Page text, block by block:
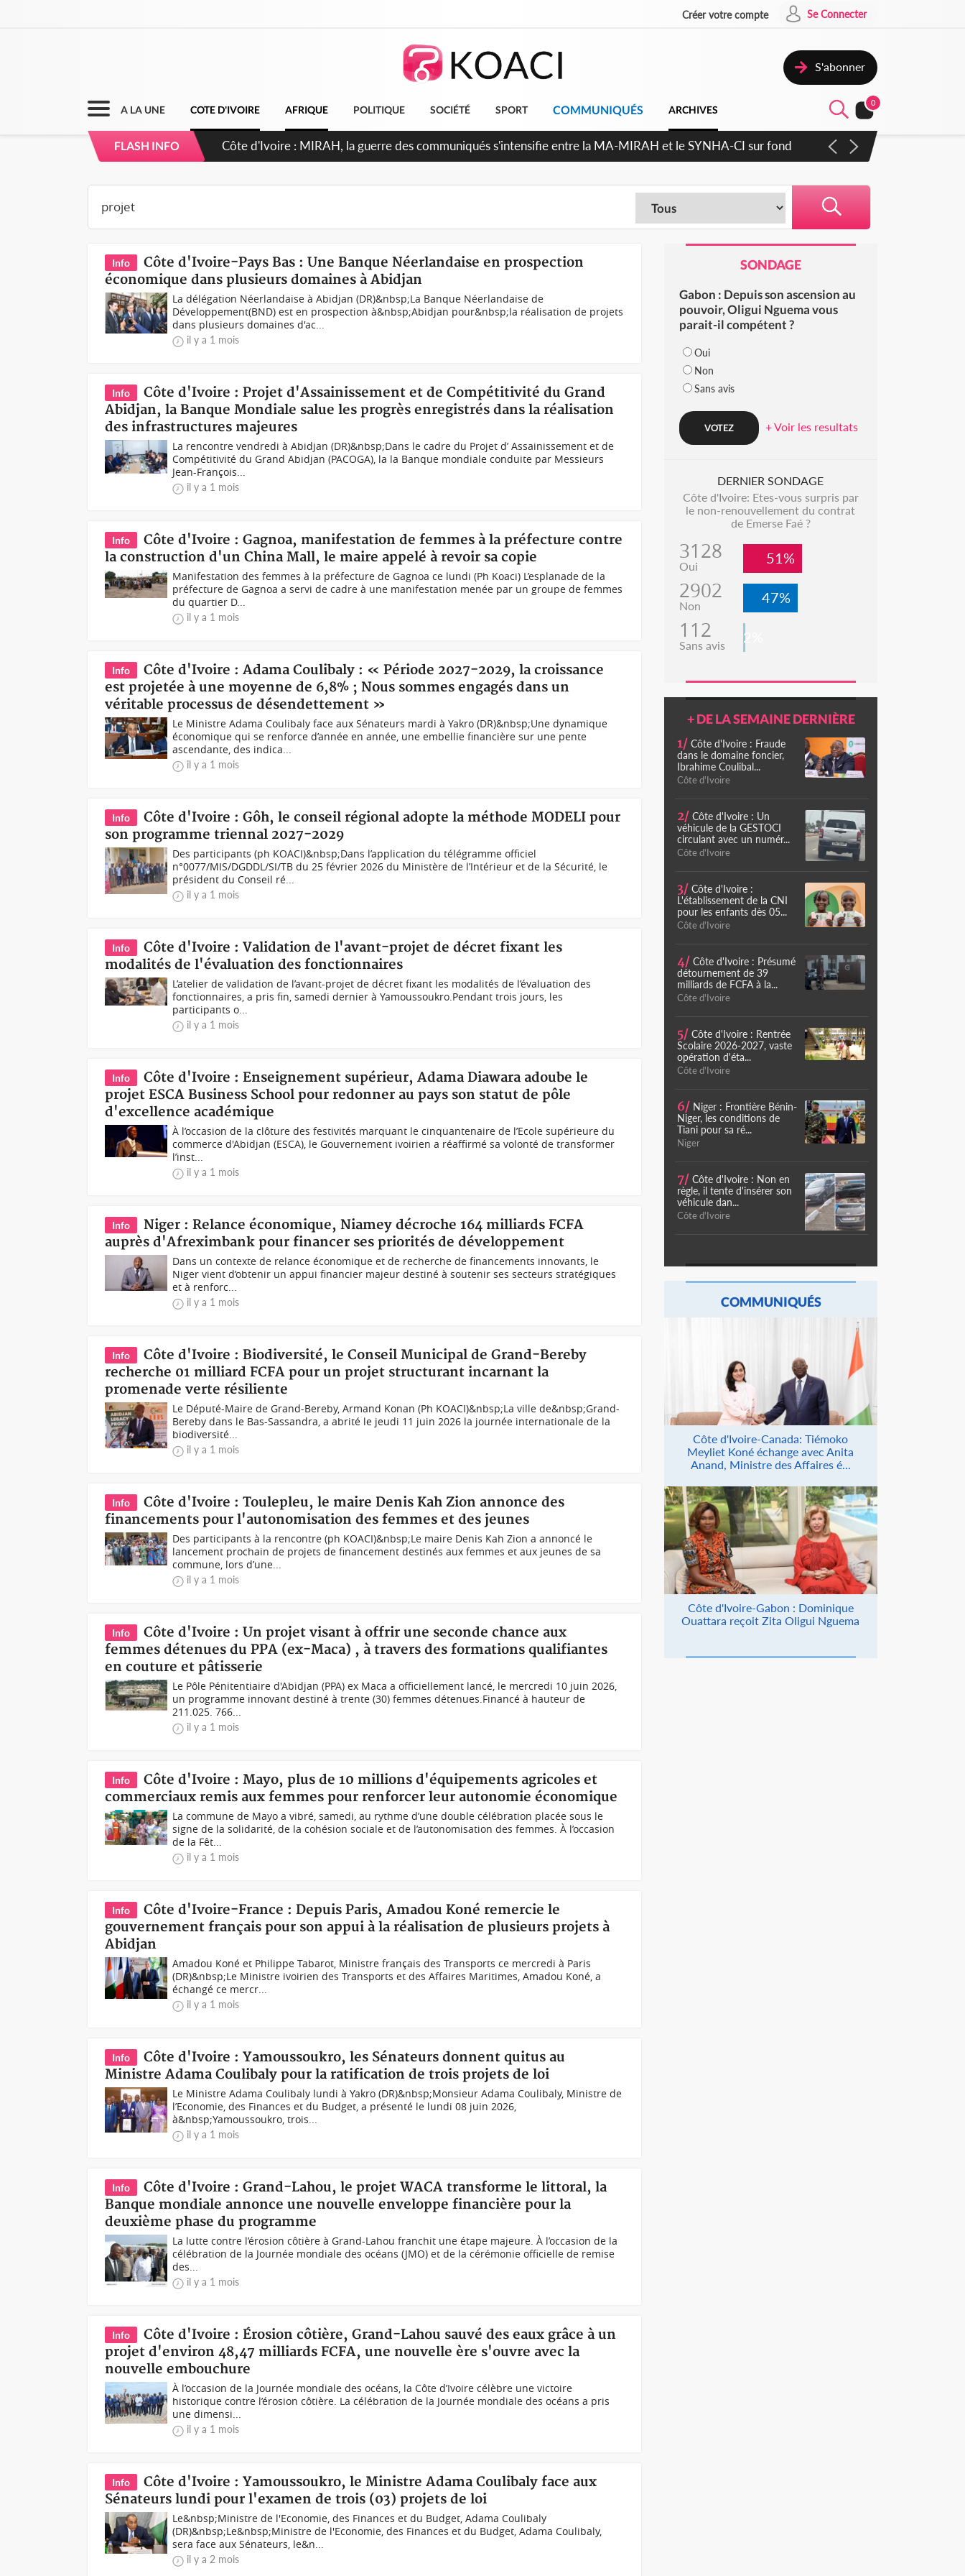
Créer votre compte Se Connecter
S'abonner
A LA UNE COTE D'IVOIRE AFRIQUE POLITIQUE SOCIÉTÉ SPORT COMMUNIQUÉS ARCHIVES
0
FLASH INFO Côte d'Ivoire : Indépendance 2026, Thiam plaide pour un environnement démocratique plus apaisé
Info
Côte d'Ivoire-Pays Bas : Une Banque Néerlandaise en prospection
économique dans plusieurs domaines à Abidjan
La délégation Néerlandaise à Abidjan (DR)&nbsp;La Banque Néerlandaise de
Développement(BND) est en prospection à&nbsp;Abidjan pour&nbsp;la réalisation de projets
dans plusieurs domaines d'ac...
il y a 1 mois
Info
Côte d'Ivoire : Projet d'Assainissement et de Compétitivité du Grand
Abidjan, la Banque Mondiale salue les progrès enregistrés dans la réalisation
des infrastructures majeures
La rencontre vendredi à Abidjan (DR)&nbsp;Dans le cadre du Projet d’ Assainissement et de
Compétitivité du Grand Abidjan (PACOGA), la la Banque mondiale conduite par Messieurs
Jean-François...
il y a 1 mois
Info
Côte d'Ivoire : Gagnoa, manifestation de femmes à la préfecture contre
la construction d'un China Mall, le maire appelé à revoir sa copie
Manifestation des femmes à la préfecture de Gagnoa ce lundi (Ph Koaci) L’esplanade de la
préfecture de Gagnoa a servi de cadre à une manifestation menée par un groupe de femmes
du quartier D...
il y a 1 mois
Info
Côte d'Ivoire : Adama Coulibaly : « Période 2027-2029, la croissance
est projetée à une moyenne de 6,8% ; Nous sommes engagés dans un
véritable processus de désendettement »
Le Ministre Adama Coulibaly face aux Sénateurs mardi à Yakro (DR)&nbsp;Une dynamique
économique qui se renforce d’année en année, une embellie financière sur une pente
ascendante, des indica...
il y a 1 mois
Info
Côte d'Ivoire : Gôh, le conseil régional adopte la méthode MODELI pour
son programme triennal 2027-2029
Des participants (ph KOACI)&nbsp;Dans l’application du télégramme officiel
n°0077/MIS/DGDDL/SI/TB du 25 février 2026 du Ministère de l’Intérieur et de la Sécurité, le
président du Conseil ré...
il y a 1 mois
Info
Côte d'Ivoire : Validation de l'avant-projet de décret fixant les
modalités de l'évaluation des fonctionnaires
L’atelier de validation de l’avant-projet de décret fixant les modalités de l’évaluation des
fonctionnaires, a pris fin, samedi dernier à Yamoussoukro.Pendant trois jours, les
participants o...
il y a 1 mois
Info
Côte d'Ivoire : Enseignement supérieur, Adama Diawara adoube le
projet ESCA Business School pour redonner au pays son statut de pôle
d'excellence académique
À l’occasion de la clôture des festivités marquant le cinquantenaire de l’Ecole supérieure du
commerce d'Abidjan (ESCA), le Gouvernement ivoirien a réaffirmé sa volonté de transformer
l’inst...
il y a 1 mois
Info
Niger : Relance économique, Niamey décroche 164 milliards FCFA
auprès d'Afreximbank pour financer ses priorités de développement
Dans un contexte de relance économique et de recherche de financements innovants, le
Niger vient d’obtenir un appui financier majeur destiné à soutenir ses secteurs stratégiques
et à renforc...
il y a 1 mois
Info
Côte d'Ivoire : Biodiversité, le Conseil Municipal de Grand-Bereby
recherche 01 milliard FCFA pour un projet structurant incarnant la
promenade verte résiliente
Le Député-Maire de Grand-Bereby, Armand Konan (Ph KOACI)&nbsp;La ville de&nbsp;Grand-
Bereby dans le Bas-Sassandra, a abrité le jeudi 11 juin 2026 la journée internationale de la
biodiversité...
il y a 1 mois
Info
Côte d'Ivoire : Toulepleu, le maire Denis Kah Zion annonce des
financements pour l'autonomisation des femmes et des jeunes
Des participants à la rencontre (ph KOACI)&nbsp;Le maire Denis Kah Zion a annoncé le
lancement prochain de projets de financement destinés aux femmes et aux jeunes de sa
commune, lors d’une...
il y a 1 mois
Info
Côte d'Ivoire : Un projet visant à offrir une seconde chance aux
femmes détenues du PPA (ex-Maca) , à travers des formations qualifiantes
en couture et pâtisserie
Le Pôle Pénitentiaire d'Abidjan (PPA) ex Maca a officiellement lancé, le mercredi 10 juin 2026,
un programme innovant destiné à trente (30) femmes détenues.Financé à hauteur de
211.025. 766...
il y a 1 mois
Info
Côte d'Ivoire : Mayo, plus de 10 millions d'équipements agricoles et
commerciaux remis aux femmes pour renforcer leur autonomie économique
La commune de Mayo a vibré, samedi, au rythme d’une double célébration placée sous le
signe de la solidarité, de la cohésion sociale et de l’autonomisation des femmes. À l’occasion
de la Fêt...
il y a 1 mois
Info
Côte d'Ivoire-France : Depuis Paris, Amadou Koné remercie le
gouvernement français pour son appui à la réalisation de plusieurs projets à
Abidjan
Amadou Koné et Philippe Tabarot, Ministre français des Transports ce mercredi à Paris
(DR)&nbsp;Le Ministre ivoirien des Transports et des Affaires Maritimes, Amadou Koné, a
échangé ce mercr...
il y a 1 mois
Info
Côte d'Ivoire : Yamoussoukro, les Sénateurs donnent quitus au
Ministre Adama Coulibaly pour la ratification de trois projets de loi
Le Ministre Adama Coulibaly lundi à Yakro (DR)&nbsp;Monsieur Adama Coulibaly, Ministre de
l’Economie, des Finances et du Budget, a présenté le lundi 08 juin 2026,
à&nbsp;Yamoussoukro, trois...
il y a 1 mois
Info
Côte d'Ivoire : Grand-Lahou, le projet WACA transforme le littoral, la
Banque mondiale annonce une nouvelle enveloppe financière pour la
deuxième phase du programme
La lutte contre l’érosion côtière à Grand-Lahou franchit une étape majeure. À l’occasion de la
célébration de la Journée mondiale des océans (JMO) et de la cérémonie officielle de remise
des...
il y a 1 mois
Info
Côte d'Ivoire : Érosion côtière, Grand-Lahou sauvé des eaux grâce à un
projet d'environ 48,47 milliards FCFA, une nouvelle ère s'ouvre avec la
nouvelle embouchure
À l’occasion de la Journée mondiale des océans, la Côte d’Ivoire célèbre une victoire
historique contre l’érosion côtière. La célébration de la Journée mondiale des océans a pris
une dimensi...
il y a 1 mois
Info
Côte d'Ivoire : Yamoussoukro, le Ministre Adama Coulibaly face aux
Sénateurs lundi pour l'examen de trois (03) projets de loi
Le&nbsp;Ministre de l'Economie, des Finances et du Budget, Adama Coulibaly
(DR)&nbsp;Le&nbsp;Ministre de l'Economie, des Finances et du Budget, Adama Coulibaly,
sera face aux Sénateurs, le&n...
il y a 2 mois
SONDAGE
Gabon : Depuis son ascension au
pouvoir, Oligui Nguema vous
parait-il compétent ?
Oui
Non
Sans avis
+ Voir les resultats
DERNIER SONDAGE
Côte d'Ivoire: Etes-vous surpris par
le non-renouvellement du contrat
de Emerse Faé ?
3128
Oui 51%
2902
Non 47%
112
Sans avis 2%
+ DE LA SEMAINE DERNIÈRE
1/ Côte d'Ivoire : Fraude
dans le domaine foncier,
Ibrahime Coulibal...
Côte d'Ivoire
2/ Côte d'Ivoire : Un
véhicule de la GESTOCI
circulant avec un numér...
Côte d'Ivoire
3/ Côte d'Ivoire :
L'établissement de la CNI
pour les enfants dès 05...
Côte d'Ivoire
4/ Côte d'Ivoire : Présumé
détournement de 39
milliards de FCFA à la...
Côte d'Ivoire
5/ Côte d'Ivoire : Rentrée
Scolaire 2026-2027, vaste
opération d'éta...
Côte d'Ivoire
6/ Niger : Frontière Bénin-
Niger, les conditions de
Tiani pour sa ré...
Niger
7/ Côte d'Ivoire : Non en
règle, il tente d'insérer son
véhicule dan...
Côte d'Ivoire
COMMUNIQUÉS
Côte d'Ivoire-Canada: Tiémoko
Meyliet Koné échange avec Anita
Anand, Ministre des Affaires é...
Côte d'Ivoire-Gabon : Dominique
Ouattara reçoit Zita Oligui Nguema